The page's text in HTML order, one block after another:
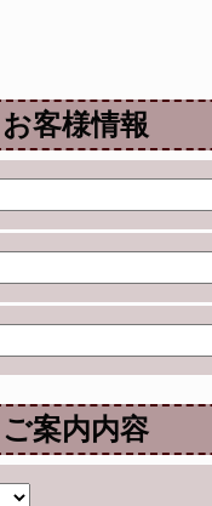
お客様情報
ご案内内容